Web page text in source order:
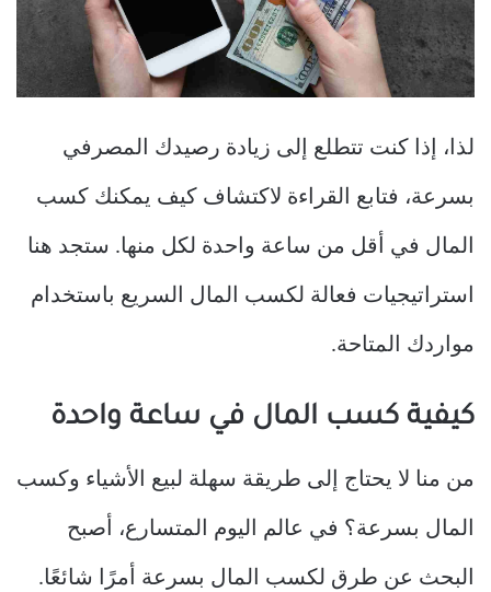
لذا، إذا كنت تتطلع إلى زيادة رصيدك المصرفي
بسرعة، فتابع القراءة لاكتشاف كيف يمكنك كسب
المال في أقل من ساعة واحدة لكل منها. ستجد هنا
استراتيجيات فعالة لكسب المال السريع باستخدام
مواردك المتاحة.
كيفية كسب المال في ساعة واحدة
من منا لا يحتاج إلى طريقة سهلة لبيع الأشياء وكسب
المال بسرعة؟ في عالم اليوم المتسارع، أصبح
البحث عن طرق لكسب المال بسرعة أمرًا شائعًا.